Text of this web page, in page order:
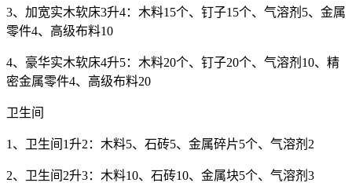
3、加宽实木软床3升4：木料15个、钉子15个、气溶剂5、金属
零件4、高级布料10
4、豪华实木软床4升5：木料20个、钉子20个、气溶剂10、精
密金属零件4、高级布料20
卫生间
1、卫生间1升2：木料5、石砖5、金属碎片5个、气溶剂2
2、卫生间2升3：木料10、石砖10、金属块5个、气溶剂3